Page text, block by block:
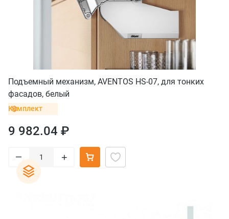
Подъемный механизм, AVENTOS HS-07, для тонких
фасадов, белый
Комплект
9 982.04 ₽
– +